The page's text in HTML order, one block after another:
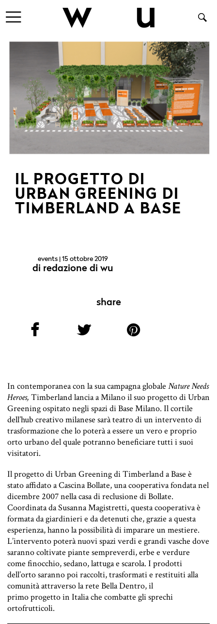
IL PROGETTO DI
URBAN GREENING DI
TIMBERLAND A BASE
events | 15 ottobre 2019
di redazione di wu
share
In contemporanea con la sua campagna globale Nature Needs
Heroes, Timberland lancia a Milano il suo progetto di Urban
Greening ospitato negli spazi di Base Milano. Il cortile
dell’hub creativo milanese sarà teatro di un intervento di
trasformazione che lo poterà a essere un vero e proprio
orto urbano del quale potranno beneficiare tutti i suoi
visitatori.
Il progetto di Urban Greening di Timberland a Base è
stato affidato a Cascina Bollate, una cooperativa fondata nel
dicembre 2007 nella casa di reclusione di Bollate.
Coordinata da Susanna Magistretti, questa cooperativa è
formata da giardinieri e da detenuti che, grazie a questa
esperienza, hanno la possibilità di imparare un mestiere.
L’intervento poterà nuovi spazi verdi e grandi vasche dove
saranno coltivate piante sempreverdi, erbe e verdure
come finocchio, sedano, lattuga e scarola. I prodotti
dell’orto saranno poi raccolti, trasformati e restituiti alla
comunità attraverso la rete Bella Dentro, il
primo progetto in Italia che combatte gli sprechi
ortofrutticoli.